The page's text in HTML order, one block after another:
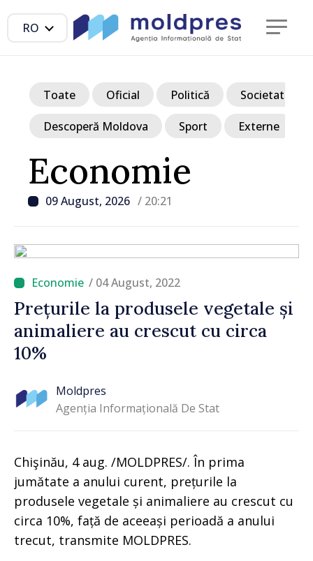
RO
Economie
09 August, 2026 / 20:21
Toate Oficial Politică Societate
Descoperă Moldova Sport Externe
/ 04 August, 2022
Prețurile la produsele vegetale și
animaliere au crescut cu circa
10%
Moldpres
Agenția Informațională De Stat
Chişinău, 4 aug. /MOLDPRES/. În prima
jumătate a anului curent, prețurile la
produsele vegetale și animaliere au crescut cu
circa 10%, față de aceeași perioadă a anului
trecut, transmite MOLDPRES.